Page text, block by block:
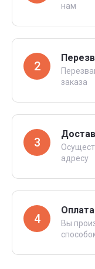
нам
2
заказа
3
адресу
4
Оплата
Вы